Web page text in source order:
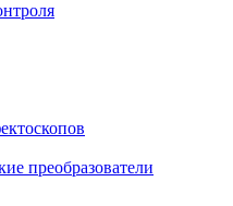
преобразователи